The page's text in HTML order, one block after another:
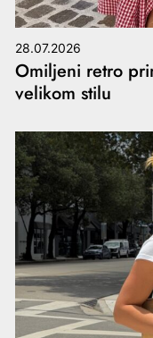
28.07.2026
Omiljeni retro
velikom stilu